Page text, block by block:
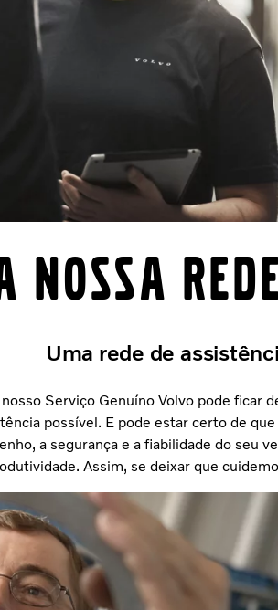
nossa
Uma rede de
Serviço Genuíno Volvo pode ficar
possível. E pode estar certo de
a segurança e a fiabilidade do seu
Assim, se deixar que